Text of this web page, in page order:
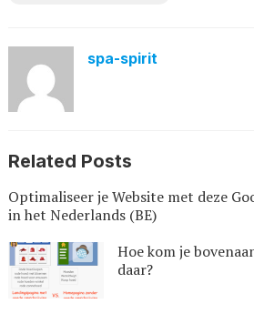
spa-spirit
Related Posts
Optimaliseer je Website met deze
in het Nederlands (BE)
Hoe kom je
daar?